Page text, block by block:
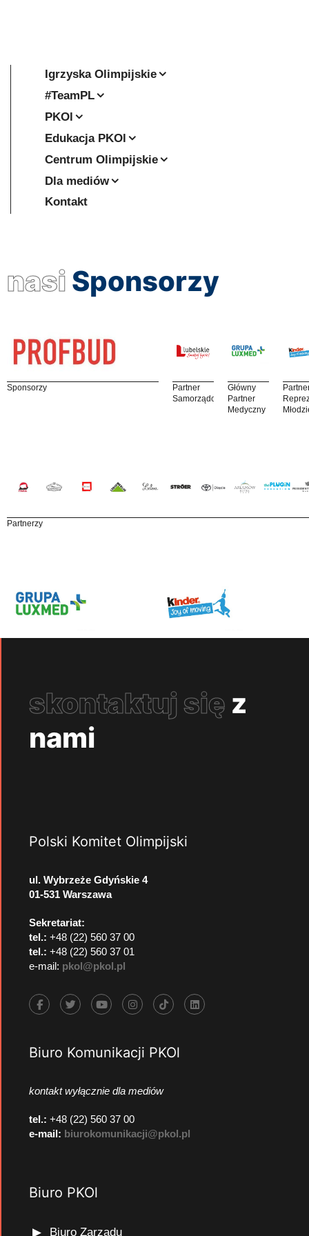
Igrzyska Olimpijskie
#TeamPL
PKOl
Edukacja PKOl
Centrum Olimpijskie
Dla mediów
Kontakt
nasi Sponsorzy
Sponsorzy
Partner
Samorządowy
Główny
Partner
Medyczny
Partnerzy
skontaktuj się z
nami
Polski Komitet Olimpijski
ul. Wybrzeże Gdyńskie 4
01-531 Warszawa
Sekretariat:
tel.: +48 (22) 560 37 00
tel.: +48 (22) 560 37 01
e-mail: pkol@pkol.pl
Biuro Komunikacji PKOl
kontakt wyłącznie dla mediów
tel.: +48 (22) 560 37 00
e-mail: biurokomunikacji@pkol.pl
Biuro PKOl
Biuro Zarządu